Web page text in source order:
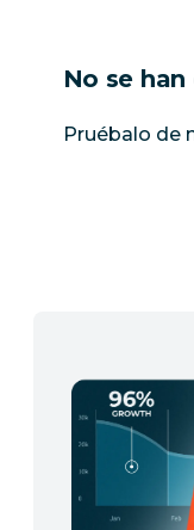
No se
Pruébalo de